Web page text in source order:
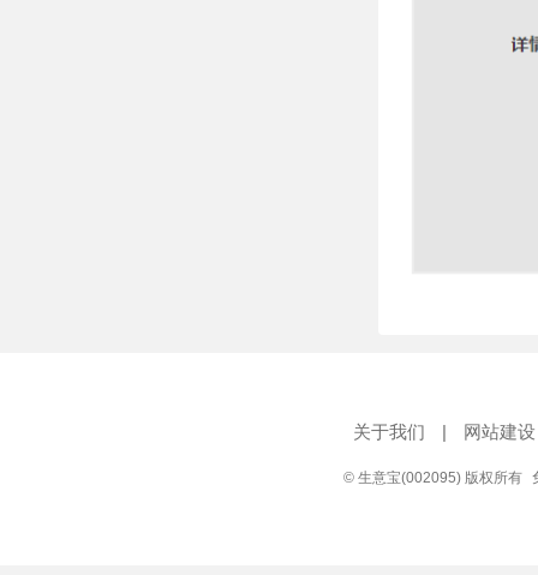
关于我们 | 网站建设
© 生意宝(002095) 版权所有